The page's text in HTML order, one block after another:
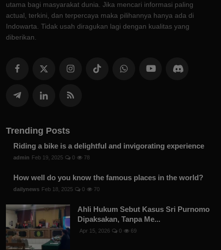
utama bagi masyarakat dunia. Jika mencari informasi paling
actual, terkini, dan terpercaya maka pilihannya hanya ada di
Indowarta. Tidak usah diragukan lagi dengan kualitas yang
diberikan.
Trending Posts
Riding a bike is a delightful and invigorating experience
admin Feb 19, 2025 0 78
How well do you know the famous places in the world?
dailynews Feb 18, 2025 0 70
Ahli Hukum Sebut Kasus Sri Purnomo
Dipaksakan, Tanpa Me...
Apr 15, 2026 0 69